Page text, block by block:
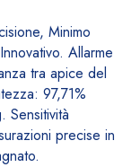
Minimo
Allarme
tra apice del
97,71%
Sensitività
precise in